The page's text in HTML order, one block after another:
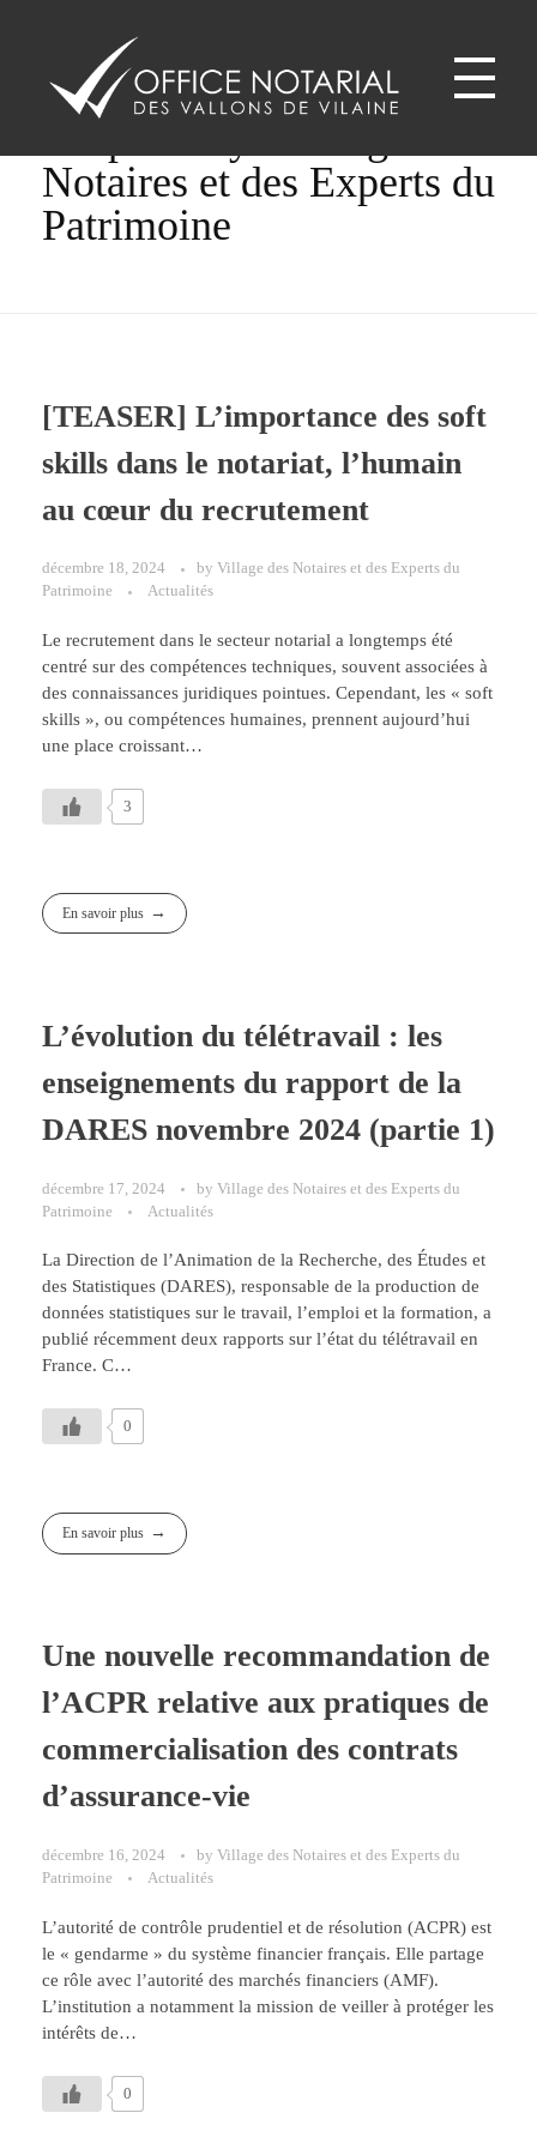
Office notariale des Vallons de Vilaine
ONVV - Notaires à GUICHEN Notaires GOVEN
Notaires et des Experts du
Patrimoine
[TEASER] L’importance des soft
skills dans le notariat, l’humain
au cœur du recrutement
décembre 18, 2024 by Village des Notaires et des Experts du
Patrimoine
Actualités
Le recrutement dans le secteur notarial a longtemps été
centré sur des compétences techniques, souvent associées à
des connaissances juridiques pointues. Cependant, les « soft
skills », ou compétences humaines, prennent aujourd’hui
une place croissant…
3
En savoir plus
L’évolution du télétravail : les
enseignements du rapport de la
DARES novembre 2024 (partie 1)
décembre 17, 2024 by Village des Notaires et des Experts du
Patrimoine
Actualités
La Direction de l’Animation de la Recherche, des Études et
des Statistiques (DARES), responsable de la production de
données statistiques sur le travail, l’emploi et la formation, a
publié récemment deux rapports sur l’état du télétravail en
France. C…
0
En savoir plus
Une nouvelle recommandation de
l’ACPR relative aux pratiques de
commercialisation des contrats
d’assurance-vie
décembre 16, 2024 by Village des Notaires et des Experts du
Patrimoine
Actualités
L’autorité de contrôle prudentiel et de résolution (ACPR) est
le « gendarme » du système financier français. Elle partage
ce rôle avec l’autorité des marchés financiers (AMF).
L’institution a notamment la mission de veiller à protéger les
intérêts de…
0